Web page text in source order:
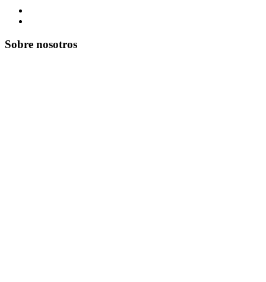
Sobre nosotros